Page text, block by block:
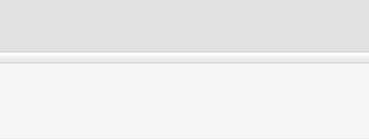
hpbk-fundgrube-design